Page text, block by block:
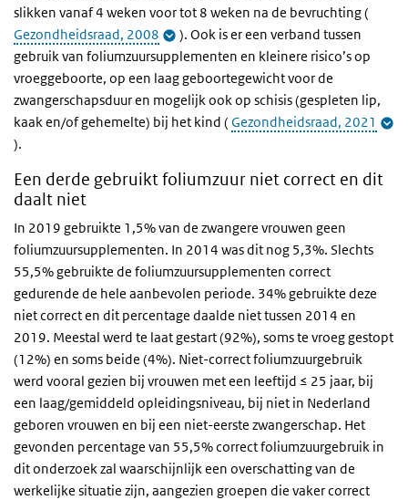
slikken vanaf 4 weken voor tot 8 weken na de bevruchting (
Gezondheidsraad, 2008
). Ook is er een verband tussen
gebruik van foliumzuursupplementen en kleinere risico’s op
vroeggeboorte, op een laag geboortegewicht voor de
zwangerschapsduur en mogelijk ook op schisis (gespleten lip,
kaak en/of gehemelte) bij het kind ( Gezondheidsraad, 2021
).
Een derde gebruikt foliumzuur niet correct en dit
daalt niet
In 2019 gebruikte 1,5% van de zwangere vrouwen geen
foliumzuursupplementen. In 2014 was dit nog 5,3%. Slechts
55,5% gebruikte de foliumzuursupplementen correct
gedurende de hele aanbevolen periode. 34% gebruikte deze
niet correct en dit percentage daalde niet tussen 2014 en
2019. Meestal werd te laat gestart (92%), soms te vroeg gestopt
(12%) en soms beide (4%). Niet-correct foliumzuurgebruik
werd vooral gezien bij vrouwen met een leeftijd ≤ 25 jaar, bij
een laag/gemiddeld opleidingsniveau, bij niet in Nederland
geboren vrouwen en bij een niet-eerste zwangerschap. Het
gevonden percentage van 55,5% correct foliumzuurgebruik in
dit onderzoek zal waarschijnlijk een overschatting van de
werkelijke situatie zijn, aangezien groepen die vaker correct